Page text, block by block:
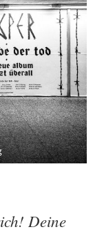
Deine